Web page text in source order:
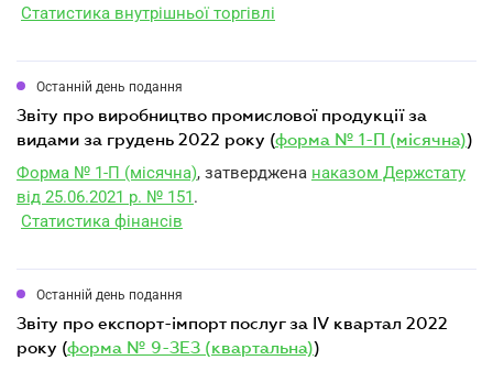
Статистика внутрішньої торгівлі
Останній день подання
звіту про виробництво промислової продукції за
видами за грудень 2022 року (форма № 1-П (місячна))
Форма № 1-П (місячна), затверджена наказом Держстату
від 25.06.2021 р. № 151.
Статистика фінансів
Останній день подання
звіту про експорт-імпорт послуг за IV квартал 2022
року (форма № 9-ЗЕЗ (квартальна))